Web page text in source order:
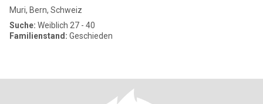
Muri, Bern, Schweiz
Suche: Weiblich 27 - 40
Familienstand: Geschieden